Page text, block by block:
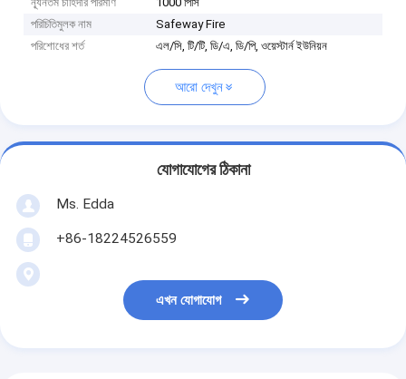
পরিচিতিমুলক নাম
Safeway Fire
পরিশোধের শর্ত
এল/সি, টি/টি, ডি/এ, ডি/পি, ওয়েস্টার্ন ইউনিয়ন
আরো দেখুন
যোগাযোগের ঠিকানা
Ms. Edda
+86-18224526559
এখন যোগাযোগ